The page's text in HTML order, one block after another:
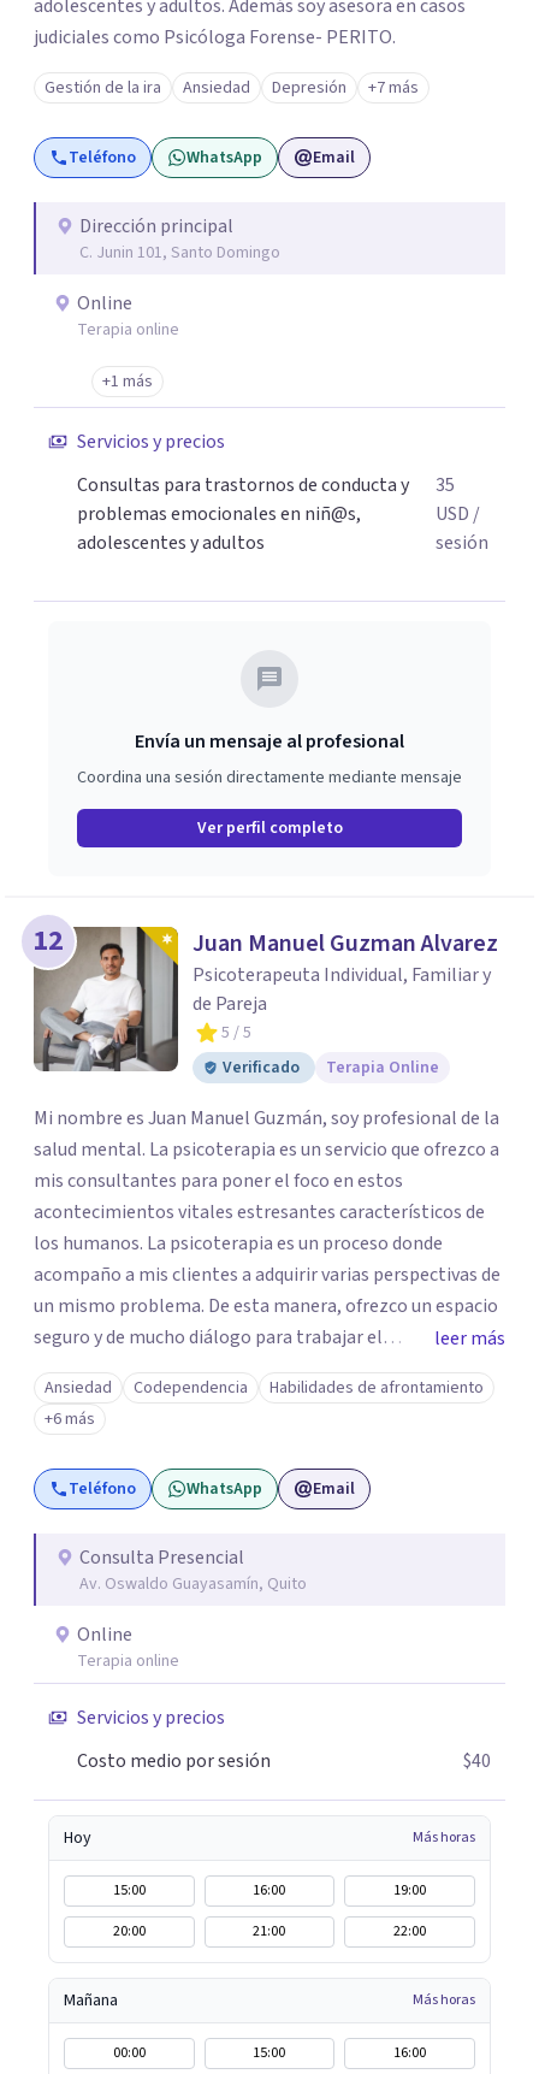
adolescentes y adultos. Además soy asesora en casos
judiciales como Psicóloga Forense- PERITO.
Gestión de la ira Ansiedad Depresión +7 más
Teléfono WhatsApp Email
Dirección principal
C. Junin 101, Santo Domingo
Online
Terapia online
+1 más
Servicios y precios
Consultas para trastornos de conducta y
problemas emocionales en niñ@s,
adolescentes y adultos
35
USD /
sesión
Envía un mensaje al profesional
Coordina una sesión directamente mediante mensaje
Ver perfil completo
12 Juan Manuel Guzman Alvarez
Psicoterapeuta Individual, Familiar y
de Pareja
5 / 5
Verificado
Terapia Online
Mi nombre es Juan Manuel Guzmán, soy profesional de la
salud mental. La psicoterapia es un servicio que ofrezco a
mis consultantes para poner el foco en estos
acontecimientos vitales estresantes característicos de
los humanos. La psicoterapia es un proceso donde
acompaño a mis clientes a adquirir varias perspectivas de
un mismo problema. De esta manera, ofrezco un espacio
seguro y de mucho diálogo para trabajar el
autoconocimiento, gestión emocional y comunicación.
Los resultados que ofrezco es que la persona este más
consciente de sus emociones, pensamientos y
comportamientos para afrontar los problemas una
manera más saludable y puedan mejorar sus relaciones
leer más
Ansiedad Codependencia
Habilidades de afrontamiento
+6 más
Teléfono WhatsApp Email
Consulta Presencial
Av. Oswaldo Guayasamín, Quito
Online
Terapia online
Servicios y precios
Costo medio por sesión
$40
Hoy Más horas
15:00 16:00
19:00
20:00
21:00 22:00
Mañana Más horas
00:00 15:00
16:00